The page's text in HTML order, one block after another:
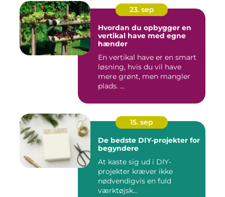
23. sep
Hvordan du opbygger en
vertikal have med egne
hænder
En vertikal have er en smart
løsning, hvis du vil have
mere grønt, men mangler
plads. ...
15. sep
De bedste DIY-projekter for
begyndere
At kaste sig ud i DIY-
projekter kræver ikke
nødvendigvis en fuld
værktøjsk...